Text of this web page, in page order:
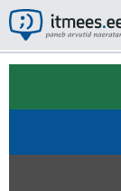
Skip
to
content